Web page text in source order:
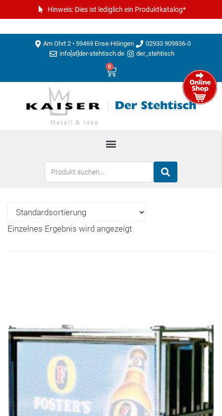
Hinweis: Dies ist lediglich ein Produktkatalog*
Am Ohrt 2 • 59469 Ense-Höingen
02933 909836-0
info[at]der-stehtisch.de
der_stehtisch
0
Einzelnes Ergebnis wird angezeigt